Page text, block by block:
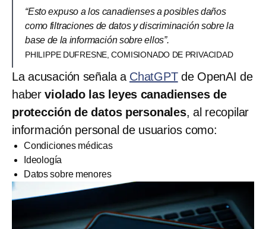
“Esto expuso a los canadienses a posibles daños
como filtraciones de datos y discriminación sobre la
base de la información sobre ellos”.
PHILIPPE DUFRESNE, COMISIONADO DE PRIVACIDAD
La acusación señala a ChatGPTde OpenAI de
haber violado las leyes canadienses de
protección de datos personales, al recopilar
información personal de usuarios como:
Condiciones médicas
Ideología
Datos sobre menores